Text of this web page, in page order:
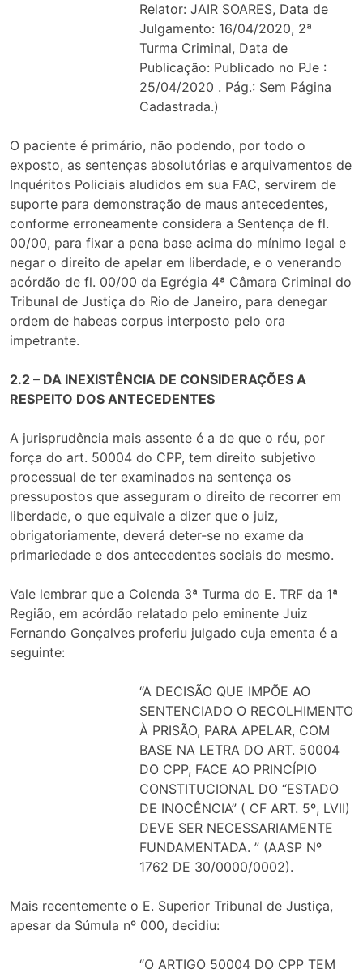
Relator: JAIR SOARES, Data de
Julgamento: 16/04/2020, 2ª
Turma Criminal, Data de
Publicação: Publicado no PJe :
25/04/2020 . Pág.: Sem Página
Cadastrada.)
O paciente é primário, não podendo, por todo o
exposto, as sentenças absolutórias e arquivamentos de
Inquéritos Policiais aludidos em sua FAC, servirem de
suporte para demonstração de maus antecedentes,
conforme erroneamente considera a Sentença de fl.
00/00, para fixar a pena base acima do mínimo legal e
negar o direito de apelar em liberdade, e o venerando
acórdão de fl. 00/00 da Egrégia 4ª Câmara Criminal do
Tribunal de Justiça do Rio de Janeiro, para denegar
ordem de habeas corpus interposto pelo ora
impetrante.
2.2 – DA INEXISTÊNCIA DE CONSIDERAÇÕES A
RESPEITO DOS ANTECEDENTES
A jurisprudência mais assente é a de que o réu, por
força do art. 50004 do CPP, tem direito subjetivo
processual de ter examinados na sentença os
pressupostos que asseguram o direito de recorrer em
liberdade, o que equivale a dizer que o juiz,
obrigatoriamente, deverá deter-se no exame da
primariedade e dos antecedentes sociais do mesmo.
Vale lembrar que a Colenda 3ª Turma do E. TRF da 1ª
Região, em acórdão relatado pelo eminente Juiz
Fernando Gonçalves proferiu julgado cuja ementa é a
seguinte:
“A DECISÃO QUE IMPÕE AO
SENTENCIADO O RECOLHIMENTO
À PRISÃO, PARA APELAR, COM
BASE NA LETRA DO ART. 50004
DO CPP, FACE AO PRINCÍPIO
CONSTITUCIONAL DO “ESTADO
DE INOCÊNCIA” ( CF ART. 5º, LVII)
DEVE SER NECESSARIAMENTE
FUNDAMENTADA. ” (AASP Nº
1762 DE 30/0000/0002).
Mais recentemente o E. Superior Tribunal de Justiça,
apesar da Súmula nº 000, decidiu:
“O ARTIGO 50004 DO CPP TEM